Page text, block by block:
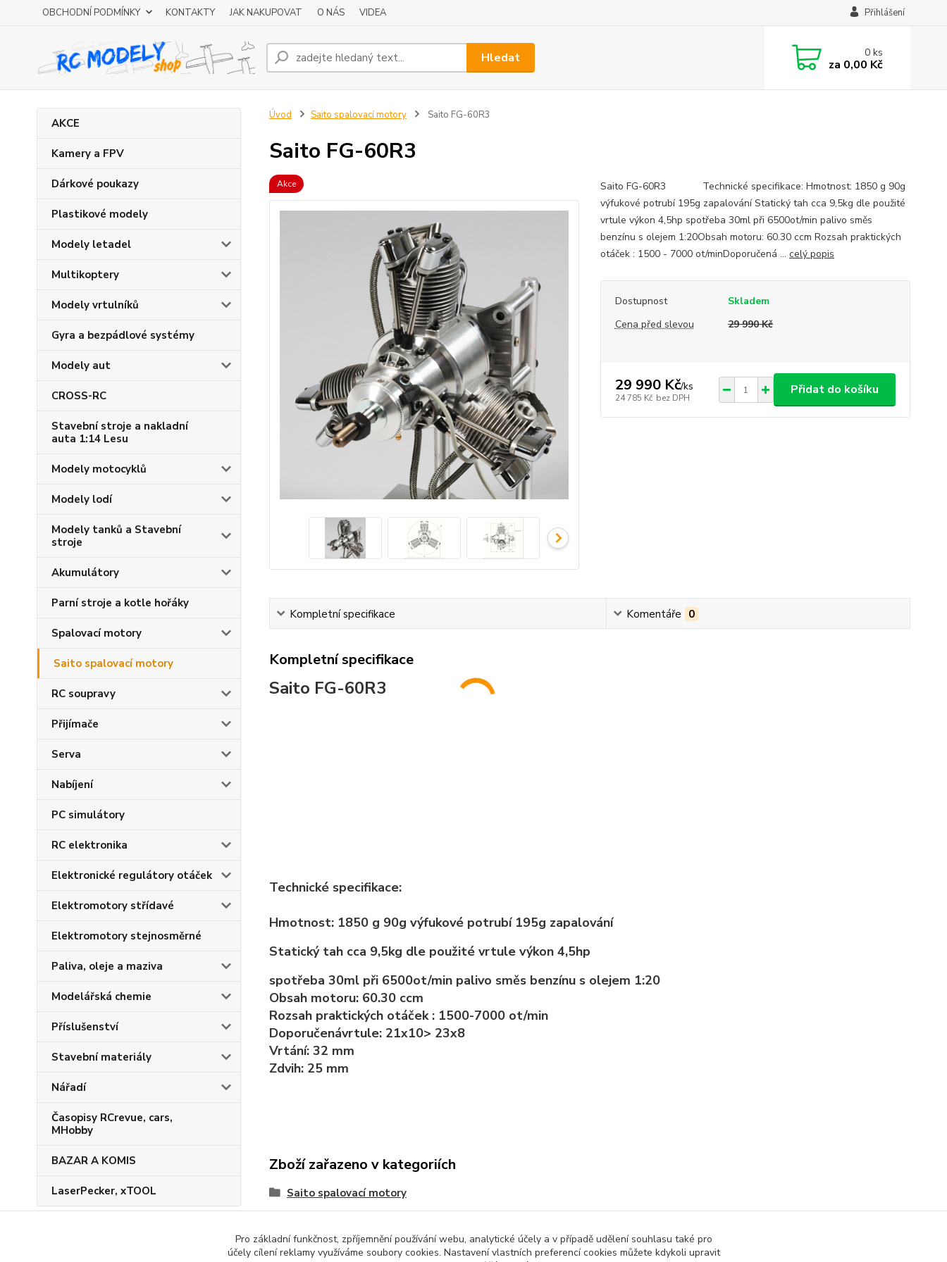
OBCHODNÍ PODMÍNKY KONTAKTY JAK NAKUPOVAT O NÁS VIDEA Přihlášení
Hledat 0ks
za 0,00 Kč
AKCE
Kamery a FPV
Dárkové poukazy
Plastikové modely
Modely letadel
Multikoptery
Modely vrtulníků
Gyra a bezpádlové systémy
Modely aut
CROSS-RC
Stavební stroje a nakladní
auta 1:14 Lesu
Modely motocyklů
Modely lodí
Modely tanků a Stavební
stroje
Akumulátory
Parní stroje a kotle hořáky
Spalovací motory
Saito spalovací motory
RC soupravy
Přijímače
Serva
Nabíjení
PC simulátory
RC elektronika
Elektronické regulátory otáček
Elektromotory střídavé
Elektromotory stejnosměrné
Paliva, oleje a maziva
Modelářská chemie
Příslušenství
Stavební materiály
Nářadí
Časopisy RCrevue, cars,
MHobby
BAZAR A KOMIS
LaserPecker, xTOOL
Úvod Saito spalovací motory Saito FG-60R3
Saito FG-60R3
Akce
Saito FG-60R3 Technické specifikace: Hmotnost: 1850 g 90g
výfukové potrubí 195g zapalování Statický tah cca 9,5kg dle použité
vrtule výkon 4,5hp spotřeba 30ml při 6500ot/min palivo směs
benzínu s olejem 1:20Obsah motoru: 60.30 ccm Rozsah praktických
otáček : 1500 - 7000 ot/minDoporučená ... celý popis
Dostupnost
Skladem
Cena před slevou
29 990 Kč
29 990 Kč/ks
24 785 Kč bez DPH
Přidat do košíku
Kompletní specifikace Komentáře 0
Kompletní specifikace
Saito FG-60R3
Technické specifikace:
Hmotnost: 1850 g 90g výfukové potrubí 195g zapalování
Statický tah cca 9,5kg dle použité vrtule výkon 4,5hp
spotřeba 30ml při 6500ot/min palivo směs benzínu s olejem 1:20
Obsah motoru: 60.30ccm
Rozsahpraktických otáček : 1500-7000ot/min
Doporučenávrtule: 21x10> 23x8
Vrtání: 32 mm
Zdvih: 25 mm
Zboží zařazeno v kategoriích
Saito spalovací motory
Pro základní funkčnost, zpříjemnění používání webu, analytické účely a v případě udělení souhlasu také pro
účely cílení reklamy využíváme soubory cookies. Nastavení vlastních preferencí cookies můžete kdykoli upravit